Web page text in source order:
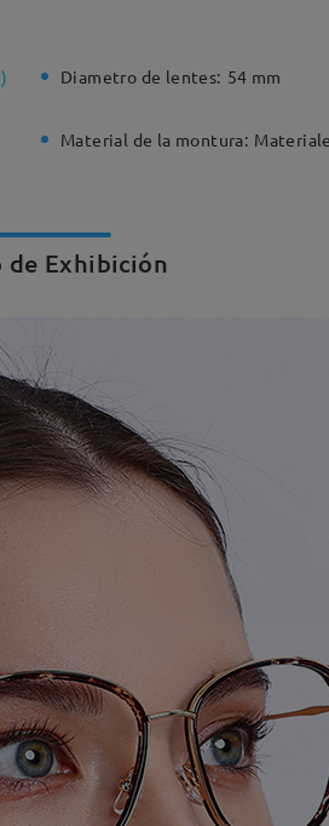
) Diametro de lentes: 54 mm
Material de la montura:
de Exhibición